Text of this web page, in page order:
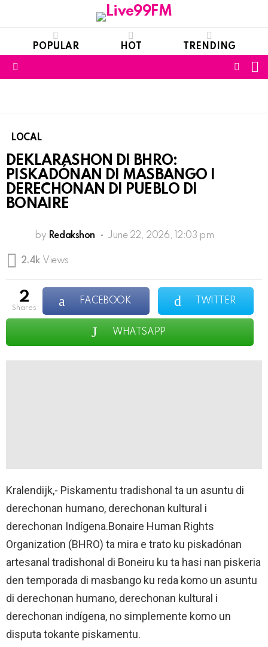
POPULAR HOT TRENDING
LOCAL
DEKLARASHON DI BHRO:
PISKADÓNAN DI MASBANGO I
DERECHONAN DI PUEBLO DI
BONAIRE
by Redakshon June 22, 2026, 12:03 pm
2.4k Views
2
shares
FACEBOOK TWITTER
WHATSAPP
Kralendijk,- Piskamentu tradishonal ta un asuntu di
derechonan humano, derechonan kultural i
derechonan Indígena.Bonaire Human Rights
Organization (BHRO) ta mira e trato ku piskadónan
artesanal tradishonal di Boneiru ku ta hasi nan piskeria
den temporada di masbango ku reda komo un asuntu
di derechonan humano, derechonan kultural i
derechonan indígena, no simplemente komo un
disputa tokante piskamentu.